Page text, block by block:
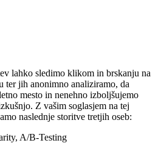
lahko sledimo klikom in brskanju na
ter jih anonimno analiziramo, da
mesto in nenehno izboljšujemo
Z vašim soglasjem na tej
naslednje storitve tretjih oseb:
A/B-Testing